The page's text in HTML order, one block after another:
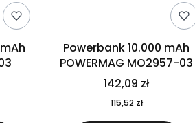
Powerbank 10.000 mAh
POWERMAG MO2957-03
142,09 zł
115,52 zł